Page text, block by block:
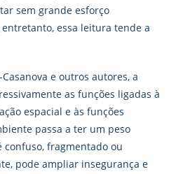
sem grande esforço
essa leitura tende a
e outros autores, a
as funções ligadas à
espacial e às funções
passa a ter um peso
fragmentado ou
pode ampliar insegurança e